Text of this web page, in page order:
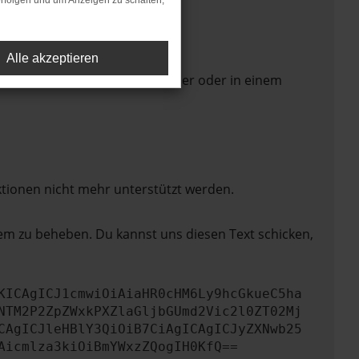
in einem anderen Browser oder in einem
nicht mehr unterstützt werden.
zu beheben. Du kannst uns diesen Text schicken,
Alle akzeptieren